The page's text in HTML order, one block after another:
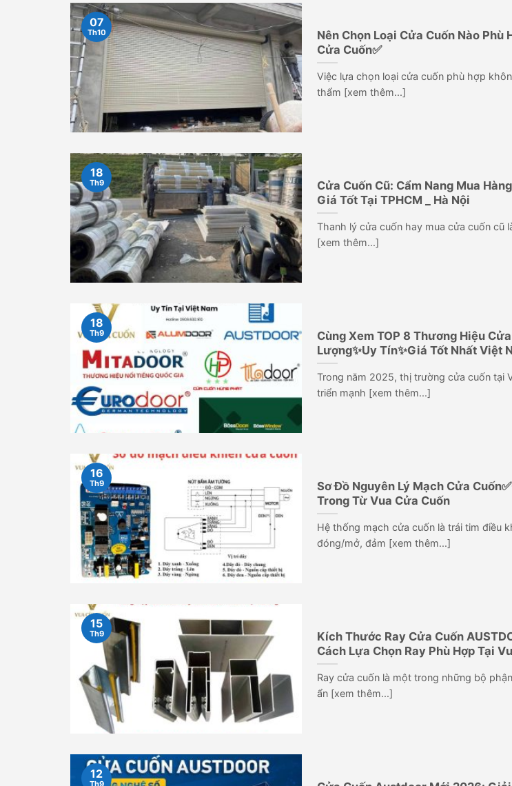
Nên Chọn Loại Cửa Cuốn Nào Phù
Cửa Cuốn✅
Việc lựa chọn loại cửa cuốn phù hợp
thẩm [xem thêm...]
07
Th10
Cửa Cuốn Cũ: Cẩm Nang Mua
Giá Tốt Tại TPHCM _ Hà Nội
Thanh lý cửa cuốn hay mua cửa cuốn cũ
[xem thêm...]
18
Th9
Cùng Xem TOP 8 Thương Hiệu
Lượng✨Uy Tín✨Giá Tốt Nhất Việt
Trong năm 2025, thị trường cửa cuốn tại
triển mạnh [xem thêm...]
18
Th9
Sơ Đồ Nguyên Lý Mạch Cửa
Trong Từ Vua Cửa Cuốn
Hệ thống mạch cửa cuốn là trái tim điều
đóng/mở, đảm [xem thêm...]
16
Th9
Kích Thước Ray Cửa Cuốn
Cách Lựa Chọn Ray Phù Hợp Tại
Ray cửa cuốn là một trong những bộ
ẩn [xem thêm...]
15
Th9
12